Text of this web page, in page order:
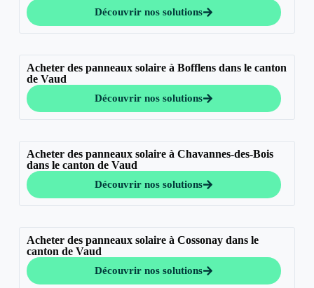
Découvrir nos solutions
Acheter des panneaux solaire à Bofflens dans le canton
de Vaud
Découvrir nos solutions
Acheter des panneaux solaire à Chavannes-des-Bois
dans le canton de Vaud
Découvrir nos solutions
Acheter des panneaux solaire à Cossonay dans le
canton de Vaud
Découvrir nos solutions